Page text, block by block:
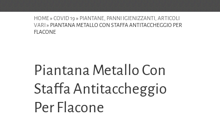
HOME» COVID 19 » PIANTANE, PANNI IGIENIZZANTI, ARTICOLI
VARI » PIANTANA METALLO CON STAFFA ANTITACCHEGGIO PER
FLACONE
Piantana Metallo Con
Staffa Antitaccheggio
Per Flacone